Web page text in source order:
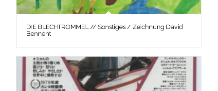
DIE BLECHTROMMEL // Sonstiges / Zeichnung David
Bennent